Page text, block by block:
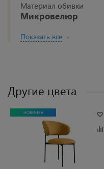
Материал обивки
Микровелюр
Показать все
Другие цвета
НОВИНКА